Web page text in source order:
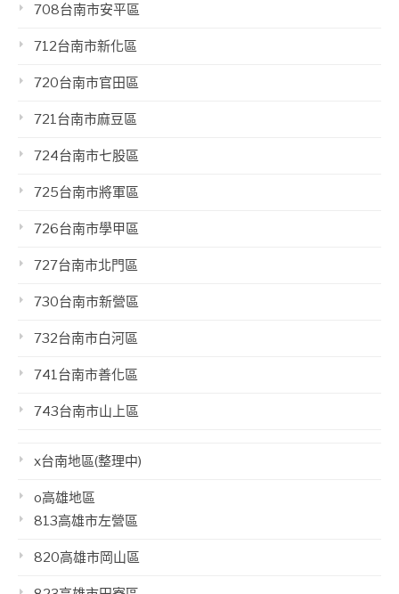
708台南市安平區
712台南市新化區
720台南市官田區
721台南市麻豆區
724台南市七股區
725台南市將軍區
726台南市學甲區
727台南市北門區
730台南市新營區
732台南市白河區
741台南市善化區
743台南市山上區
x台南地區(整理中)
o高雄地區
813高雄市左營區
820高雄市岡山區